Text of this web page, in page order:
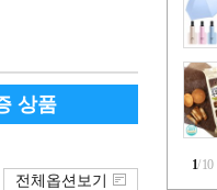
1/10
상품
전체옵션보기